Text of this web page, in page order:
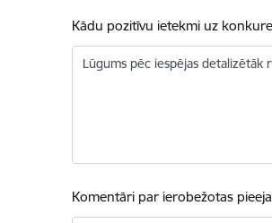
Kādu pozitīvu ietekmi uz
Lūgums pēc iespējas detalizētāk
Komentāri par ierobežotas